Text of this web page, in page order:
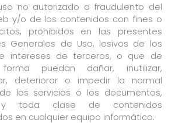
no autorizado o fraudulento del
y/o de los contenidos con fines o
prohibidos en las presentes
Generales de Uso, lesivos de los
intereses de terceros, o que de
forma puedan dañar, inutilizar,
deteriorar o impedir la normal
los servicios o los documentos,
y toda clase de contenidos
en cualquier equipo informático.